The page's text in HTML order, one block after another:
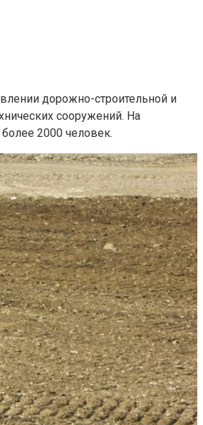
дорожно-строительной и
сооружений. На
2000 человек.